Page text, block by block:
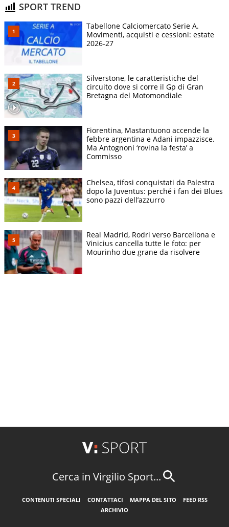
SPORT TREND
Tabellone Calciomercato Serie A.
Movimenti, acquisti e cessioni: estate
2026-27
Silverstone, le caratteristiche del
circuito dove si corre il Gp di Gran
Bretagna del Motomondiale
Fiorentina, Mastantuono accende la
febbre argentina e Adani impazzisce.
Ma Antognoni ‘rovina la festa’ a
Commisso
Chelsea, tifosi conquistati da Palestra
dopo la Juventus: perché i fan dei Blues
sono pazzi dell’azzurro
Real Madrid, Rodri verso Barcellona e
Vinicius cancella tutte le foto: per
Mourinho due grane da risolvere
Cerca in Virgilio Sport...
CONTENUTI SPECIALI CONTATTACI MAPPA DEL SITO
FEED RSS
ARCHIVIO